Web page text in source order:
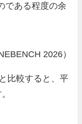
である程度の余
比較すると、平